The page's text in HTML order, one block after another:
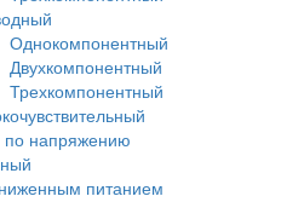
Однокомпонентный
Двухкомпонентный
Трехкомпонентный
напряжению
питанием